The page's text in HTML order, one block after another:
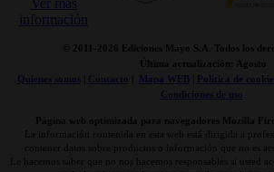
© 2011- 2026 Ediciones Mayo S.A. Todos los
Última actualización: Agosto
Quienes somos| Contacto Mapa WEB| Politica de
Condiciones de uso
Página web optimizada para navegadores Mozilla
La información contenida en esta web está dirigida a
contener datos sobre productos o información que no es
Le hacemos saber que no nos hacemos responsables si usted